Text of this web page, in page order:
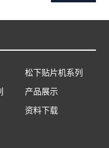
松下贴片机系列
产品展示
资料下载